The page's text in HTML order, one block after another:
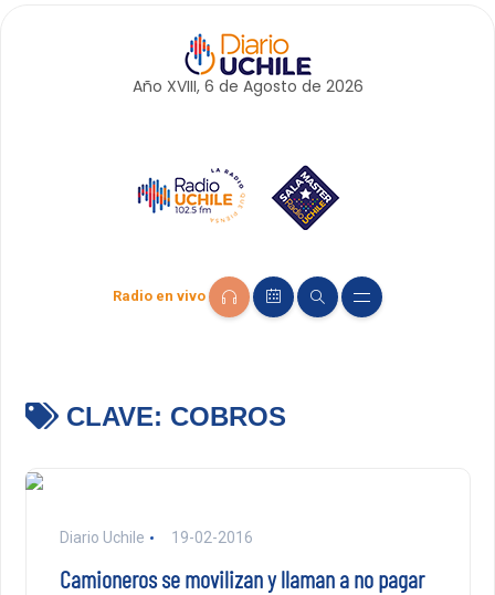
Año XVIII, 6 de Agosto de 2026
Radio en vivo
CLAVE: COBROS
Diario Uchile 19-02-2016
Camioneros se movilizan y llaman a no pagar